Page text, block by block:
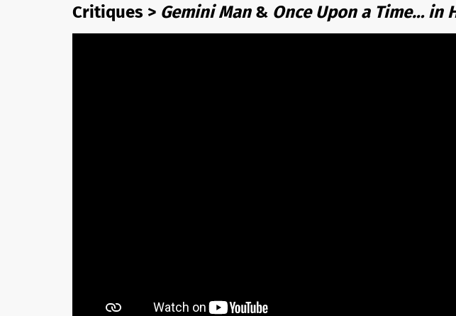
Critiques > Gemini Man& Once Upon a Time… in